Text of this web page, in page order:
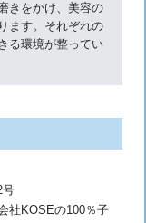
きをかけ、美容の
ます。それぞれの
る環境が整ってい
号
社KOSEの100％子